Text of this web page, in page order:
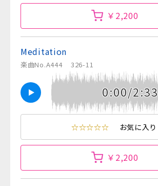
￥2,200
Meditation
楽曲No.A444 326-11
0:00/2:33
☆☆☆☆☆ お気に入り
￥2,200